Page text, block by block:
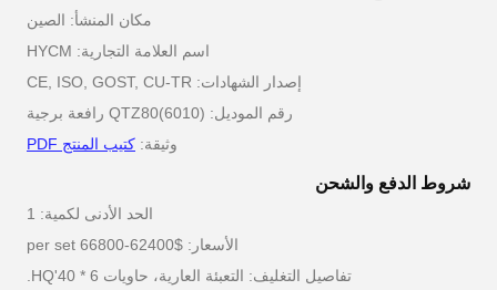
مكان المنشأ: الصين
اسم العلامة التجارية: HYCM
إصدار الشهادات: CE, ISO, GOST, CU-TR
رقم الموديل: QTZ80(6010) رافعة برجية
وثيقة: كتيب المنتج PDF
شروط الدفع والشحن
الحد الأدنى لكمية: 1
الأسعار: $62400-66800 per set
تفاصيل التغليف: التعبئة العارية، حاويات 6 * 40'HQ.